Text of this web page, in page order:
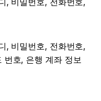
, 비밀번호, 전화번호,
번호, 은행 계좌 정보